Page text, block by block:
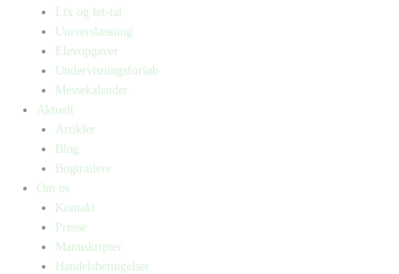
Lix og let-tal
Universlæsning
Elevopgaver
Undervisningsforløb
Messekalender
Aktuelt
Artikler
Blog
Bogtrailere
Om os
Kontakt
Presse
Manuskripter
Handelsbetingelser